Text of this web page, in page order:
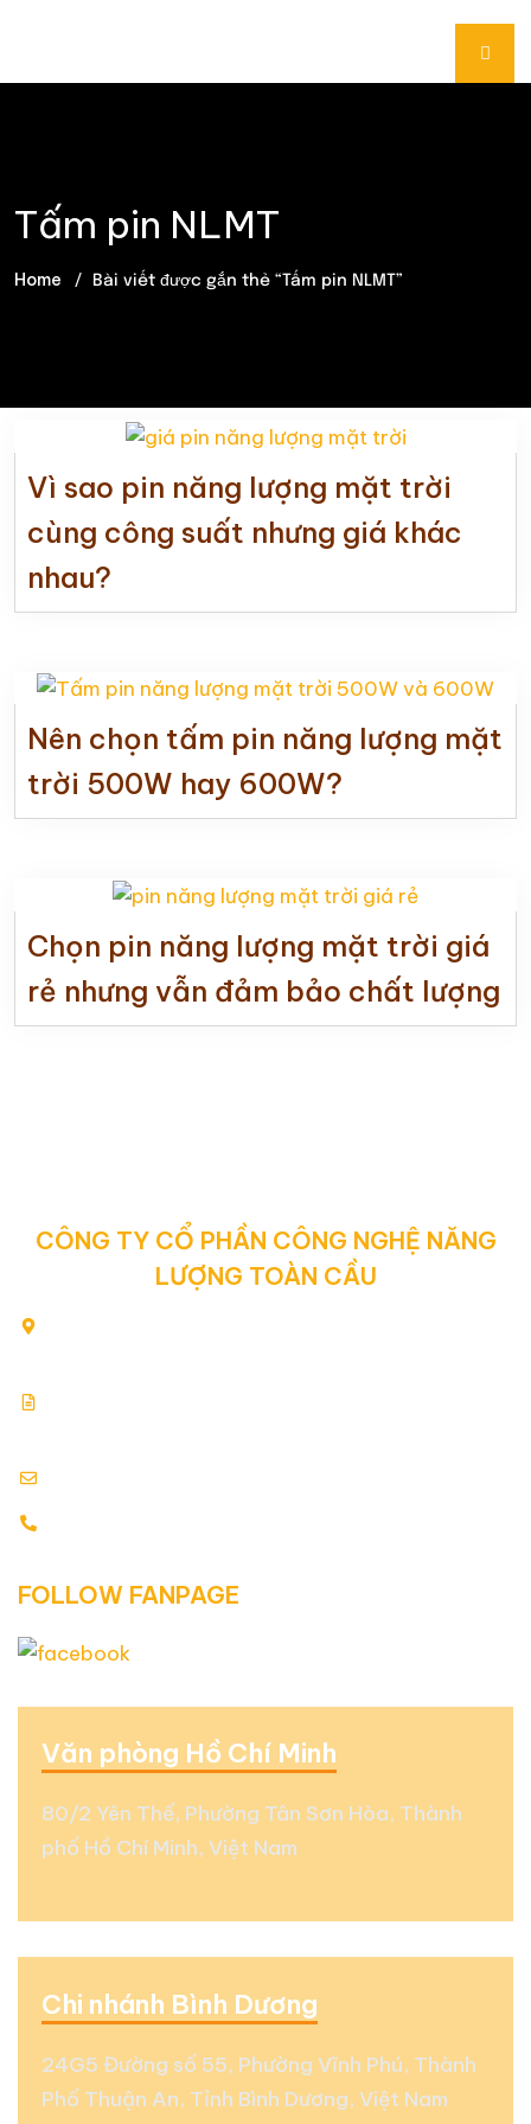
Tấm pin NLMT
Home Bài viết được gắn thẻ “Tấm pin NLMT”
Vì sao pin năng lượng mặt trời
cùng công suất nhưng giá khác
nhau?
Nên chọn tấm pin năng lượng mặt
trời 500W hay 600W?
Chọn pin năng lượng mặt trời giá
rẻ nhưng vẫn đảm bảo chất lượng
CÔNG TY CỔ PHẦN CÔNG NGHỆ NĂNG
LƯỢNG TOÀN CẦU
FOLLOW FANPAGE
Văn phòng Hồ Chí Minh
80/2 Yên Thế, Phường Tân Sơn Hòa, Thành
phố Hồ Chí Minh, Việt Nam
Chi nhánh Bình Dương
24G5 Đường số 55, Phường Vĩnh Phú, Thành
Phố Thuận An, Tỉnh Bình Dương, Việt Nam